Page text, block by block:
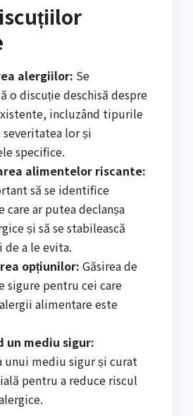
alergiilor: Se
o discuție deschisă despre
incluzând tipurile
lor și
specifice.
alimentelor riscante:
să se identifice
care ar putea declanșa
și să se stabilească
a le evita.
opțiunilor: Găsirea de
sigure pentru cei care
alimentare este
un mediu sigur:
unui mediu sigur și curat
pentru a reduce riscul